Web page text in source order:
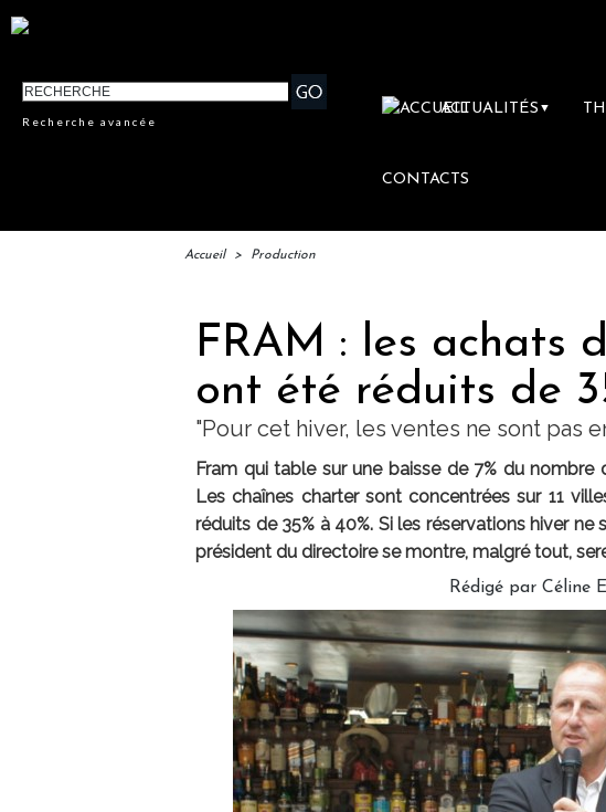
Recherche avancée
ACTUALITÉS ▼
CONTACTS
Accueil > Production
FRAM : les achats
ont été réduits de
"Pour cet hiver, les ventes ne sont pas
Fram qui table sur une baisse de 7% du nombre
Les chaînes charter sont concentrées sur 11
réduits de 35% à 40%. Si les réservations hiver ne
président du directoire se montre, malgré tout,
Rédigé par Céline